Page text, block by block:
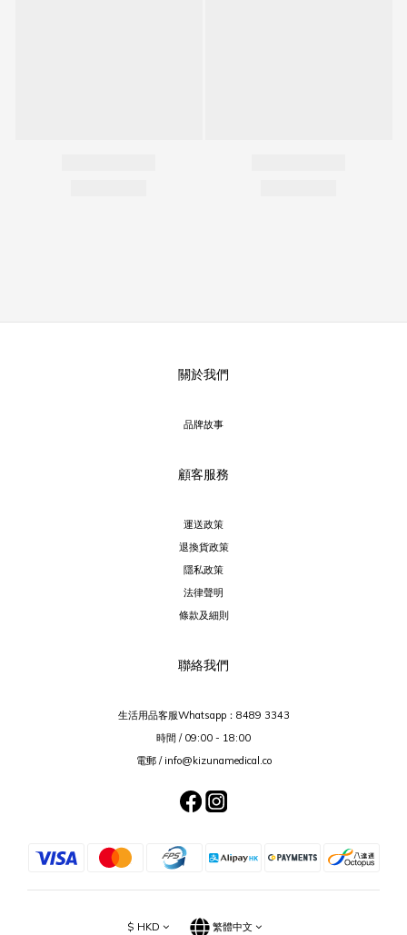
關於我們
品牌故事
顧客服務
運送政策
退換貨政策
隱私政策
法律聲明
條款及細則
聯絡我們
生活用品客服Whatsapp： 8489 3343
時間 / 09:00 - 18:00
電郵 / info@kizunamedical.co
$ HKD 繁體中文